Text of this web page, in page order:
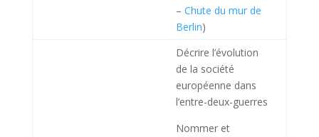
– Chute du mur de
Berlin)
Décrire l’évolution
de la société
européenne dans
l’entre-deux-guerres
Nommer et